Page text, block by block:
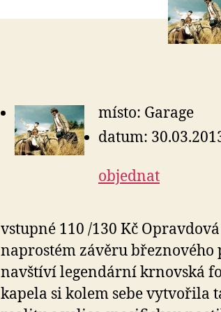
místo: Garage
datum:
objednat
vstupné 110 /130 Kč
naprostém závěru
navštíví legendární krnovská
kapela si kolem sebe